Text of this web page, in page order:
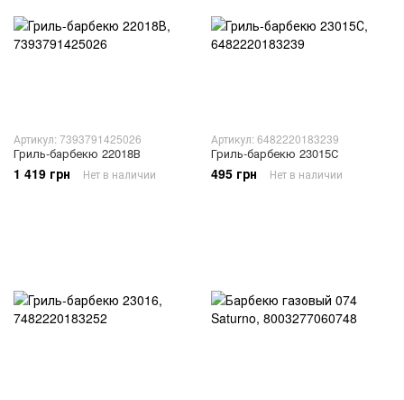
Артикул: 7393791425026
Гриль-барбекю 22018В
1 419 грн Нет в наличии
Артикул: 6482220183239
Гриль-барбекю 23015С
495 грн Нет в наличии